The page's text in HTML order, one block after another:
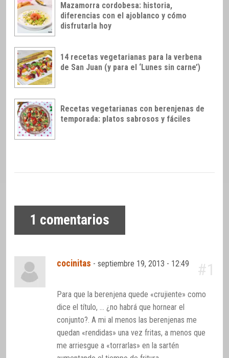
Mazamorra cordobesa: historia,
diferencias con el ajoblanco y cómo
disfrutarla hoy
14 recetas vegetarianas para la verbena
de San Juan (y para el ‘Lunes sin carne’)
Recetas vegetarianas con berenjenas de
temporada: platos sabrosos y fáciles
1 comentarios
cocinitas -septiembre 19, 2013 - 12:49 #1
Para que la berenjena quede «crujiente» como
dice el título, … ¿no habrá que hornear el
conjunto?. A mi al menos las berenjenas me
quedan «rendidas» una vez fritas, a menos que
me arriesgue a «torrarlas» en la sartén